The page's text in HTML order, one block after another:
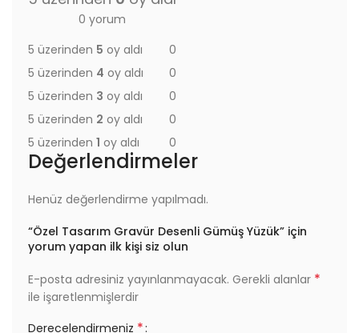
0 yorum
5 üzerinden 5 oy aldı
0
5 üzerinden 4 oy aldı
0
5 üzerinden 3 oy aldı
0
5 üzerinden 2 oy aldı
0
5 üzerinden 1 oy aldı 0
Değerlendirmeler
Henüz değerlendirme yapılmadı.
“Özel Tasarım Gravür Desenli Gümüş Yüzük” için
yorum yapan ilk kişi siz olun
E-posta adresiniz yayınlanmayacak. Gerekli alanlar *
ile işaretlenmişlerdir
Derecelendirmeniz *